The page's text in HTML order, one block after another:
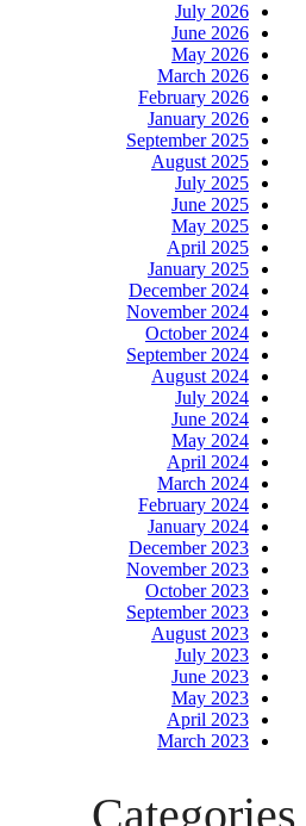
July 2026
June 2026
May 2026
March 2026
February 2026
January 2026
September 2025
August 2025
July 2025
June 2025
May 2025
April 2025
January 2025
December 2024
November 2024
October 2024
September 2024
August 2024
July 2024
June 2024
May 2024
April 2024
March 2024
February 2024
January 2024
December 2023
November 2023
October 2023
September 2023
August 2023
July 2023
June 2023
May 2023
April 2023
March 2023
Categories